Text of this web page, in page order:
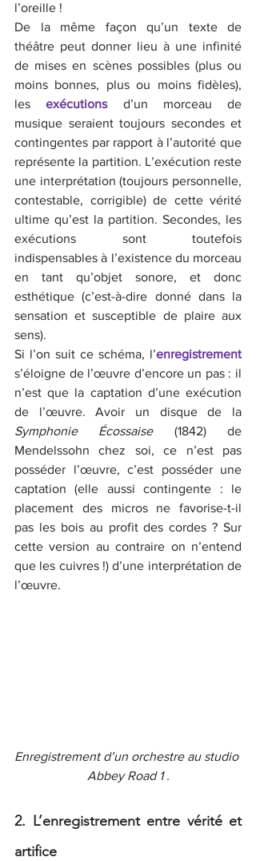
l’oreille !
De la même façon qu’un texte de
théâtre peut donner lieu à une infinité
de mises en scènes possibles (plus ou
moins bonnes, plus ou moins fidèles),
les exécutions d’un morceau de
musique seraient toujours secondes et
contingentes par rapport à l’autorité que
représente la partition. L’exécution reste
une interprétation (toujours personnelle,
contestable, corrigible) de cette vérité
ultime qu’est la partition. Secondes, les
exécutions sont toutefois
indispensables à l’existence du morceau
en tant qu’objet sonore, et donc
esthétique (c’est-à-dire donné dans la
sensation et susceptible de plaire aux
sens).
Si l’on suit ce schéma, l’
s’éloigne de l’œuvre d’encore un pas : il
n’est que la captation d’une exécution
Symphonie Écossaise (1842) de
Mendelssohn chez soi, ce n’est pas
posséder l’œuvre, c’est posséder une
captation (elle aussi contingente : le
placement des micros ne favorise-t-il
pas les bois au profit des cordes ? Sur
cette version au contraire on n’entend
que les cuivres !) d’une interprétation de
l’œuvre.
Enregistrement d’un orchestre au studio
Abbey Road 1 .
2. L’enregistrement entre vérité et
artifice